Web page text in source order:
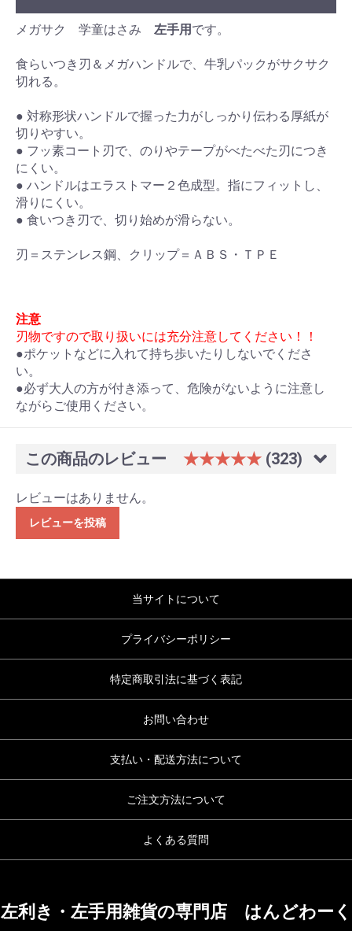
メガサク 学童はさみ 左手用 です。
食らいつき刃＆メガハンドルで、牛乳パックがサクサク
切れる。
● 対称形状ハンドルで握った力がしっかり伝わる厚紙が
切りやすい。
● フッ素コート刃で、のりやテープがべたべた刃につき
にくい。
● ハンドルはエラストマー２色成型。指にフィットし、
滑りにくい。
● 食いつき刃で、切り始めが滑らない。
刃＝ステンレス鋼、クリップ＝ＡＢＳ・ＴＰＥ
注意
刃物ですので取り扱いには充分注意してください！！
●ポケットなどに入れて持ち歩いたりしないでくださ
い。
●必ず大人の方が付き添って、危険がないように注意し
ながらご使用ください。
この商品のレビュー ★★★★★ (323)
レビューはありません。
レビューを投稿
当サイトについて
プライバシーポリシー
特定商取引法に基づく表記
お問い合わせ
支払い・配送方法について
ご注文方法について
よくある質問
左利き・左手用雑貨の専門店 はんどわーく